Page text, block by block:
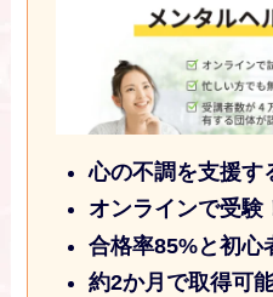
心の不調を支援す
オンラインで受験
合格率85%と初心
約2か月で取得可能